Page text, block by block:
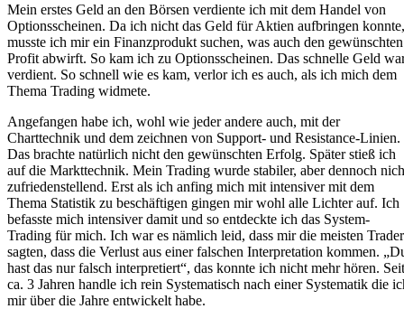
Mein erstes Geld an den Börsen verdiente ich mit dem Handel von
Optionsscheinen. Da ich nicht das Geld für Aktien aufbringen konnte,
musste ich mir ein Finanzprodukt suchen, was auch den gewünschten
Profit abwirft. So kam ich zu Optionsscheinen. Das schnelle Geld
verdient. So schnell wie es kam, verlor ich es auch, als ich mich dem
Thema Trading widmete.
Angefangen habe ich, wohl wie jeder andere auch, mit der
Charttechnik und dem zeichnen von Support- und Resistance-Linien.
Das brachte natürlich nicht den gewünschten Erfolg. Später stieß ich
auf die Markttechnik. Mein Trading wurde stabiler, aber dennoch
zufriedenstellend. Erst als ich anfing mich mit intensiver mit dem
Thema Statistik zu beschäftigen gingen mir wohl alle Lichter auf. Ich
befasste mich intensiver damit und so entdeckte ich das System-
Trading für mich. Ich war es nämlich leid, dass mir die meisten Trader
sagten, dass die Verlust aus einer falschen Interpretation kommen.
hast das nur falsch interpretiert“, das konnte ich nicht mehr hören. Seit
ca. 3 Jahren handle ich rein Systematisch nach einer Systematik die
mir über die Jahre entwickelt habe.